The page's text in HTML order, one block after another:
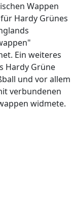
Wappen
Hardy Grünes
Ein weiteres
Hardy Grüne
und vor allem
verbundenen
widmete.